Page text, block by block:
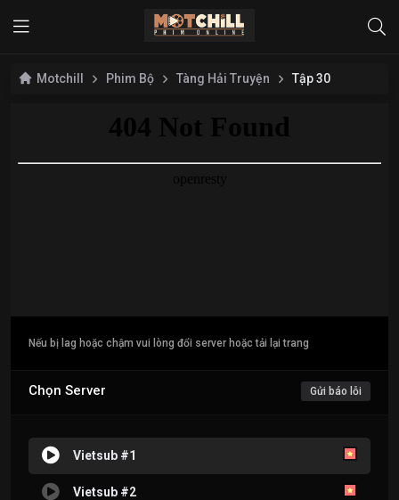
Motchill Phim Bộ Tàng Hải Truyện Tập 30
Nếu bị lag hoặc chậm vui lòng đổi server hoặc tải lại trang
Chọn Server Gửi báo lỗi
Vietsub #1
Vietsub #2